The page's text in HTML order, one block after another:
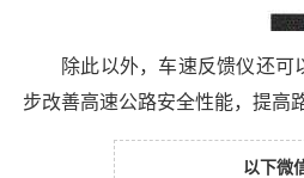
除此以外，车速反馈仪还
步改善高速公路安全性能，提高
以下微